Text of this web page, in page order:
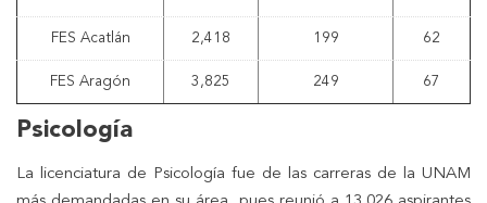
FES Acatlán 2,418 199 62
FES Aragón 3,825 249 67
Psicología
La licenciatura de Psicología fue de las carreras de la UNAM